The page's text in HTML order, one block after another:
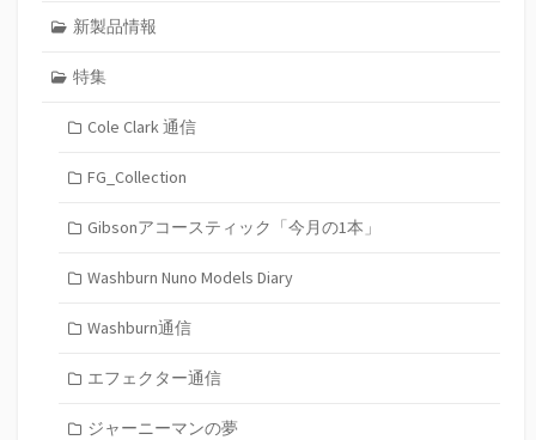
新製品情報
特集
Cole Clark 通信
FG_Collection
Gibsonアコースティック「今月の1本」
Washburn Nuno Models Diary
Washburn通信
エフェクター通信
ジャーニーマンの夢